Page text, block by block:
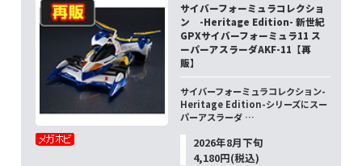
サイバーフォーミュラコレクショ
ン -Heritage Edition- 新世紀
GPXサイバーフォーミュラ11 ス
ーパーアスラーダAKF-11【再
販】
サイバーフォーミュラコレクション-
Heritage Edition-シリーズにスー
パーアスラーダ …
2026年8月下旬
4,180円(税込)